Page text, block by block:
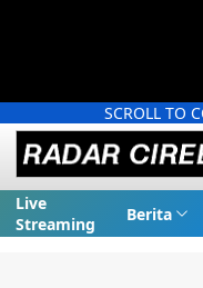
SCROLL TO
Live
Streaming
Berita